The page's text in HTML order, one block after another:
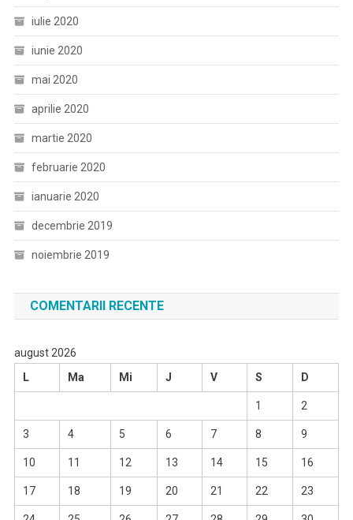
iulie 2020
iunie 2020
mai 2020
aprilie 2020
martie 2020
februarie 2020
ianuarie 2020
decembrie 2019
noiembrie 2019
COMENTARII RECENTE
august 2026
L
Ma Mi J V S D
1 2
3 4 5 6 7 8 9
10 11 12 13 14 15 16
17 18 19 20 21 22 23